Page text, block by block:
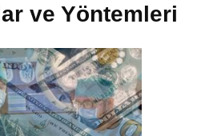
ve Yöntemleri